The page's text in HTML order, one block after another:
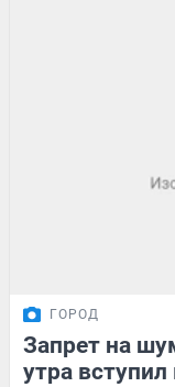
ГОРОД
Запрет на
утра вступил